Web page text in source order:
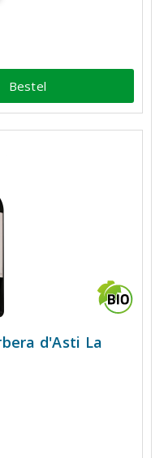
Bestel
d'Asti La